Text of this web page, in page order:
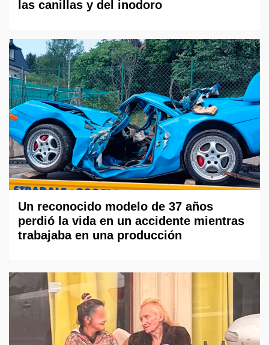
las canillas y del inodoro
Un reconocido modelo de 37 años
perdió la vida en un accidente mientras
trabajaba en una producción